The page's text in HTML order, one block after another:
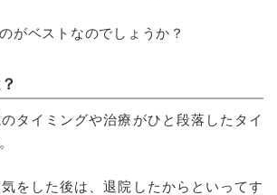
がベストなのでしょうか？
タイミングや治療がひと段落したタイ
をした後は、退院したからといってす